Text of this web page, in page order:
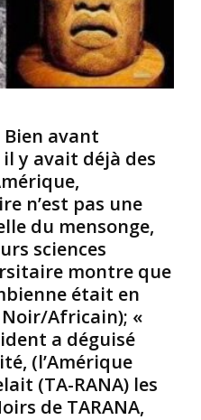
Bien avant
y avait déjà des
n’est pas une
du mensonge,
sciences
montre que
était en
Africain); «
a déguisé
(l’Amérique
(TA-RANA) les
de TARANA,